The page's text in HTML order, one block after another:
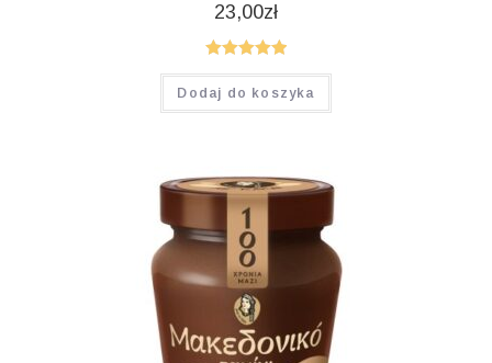
23,00zł
Oceniono
5.00na 5
Dodaj do koszyka